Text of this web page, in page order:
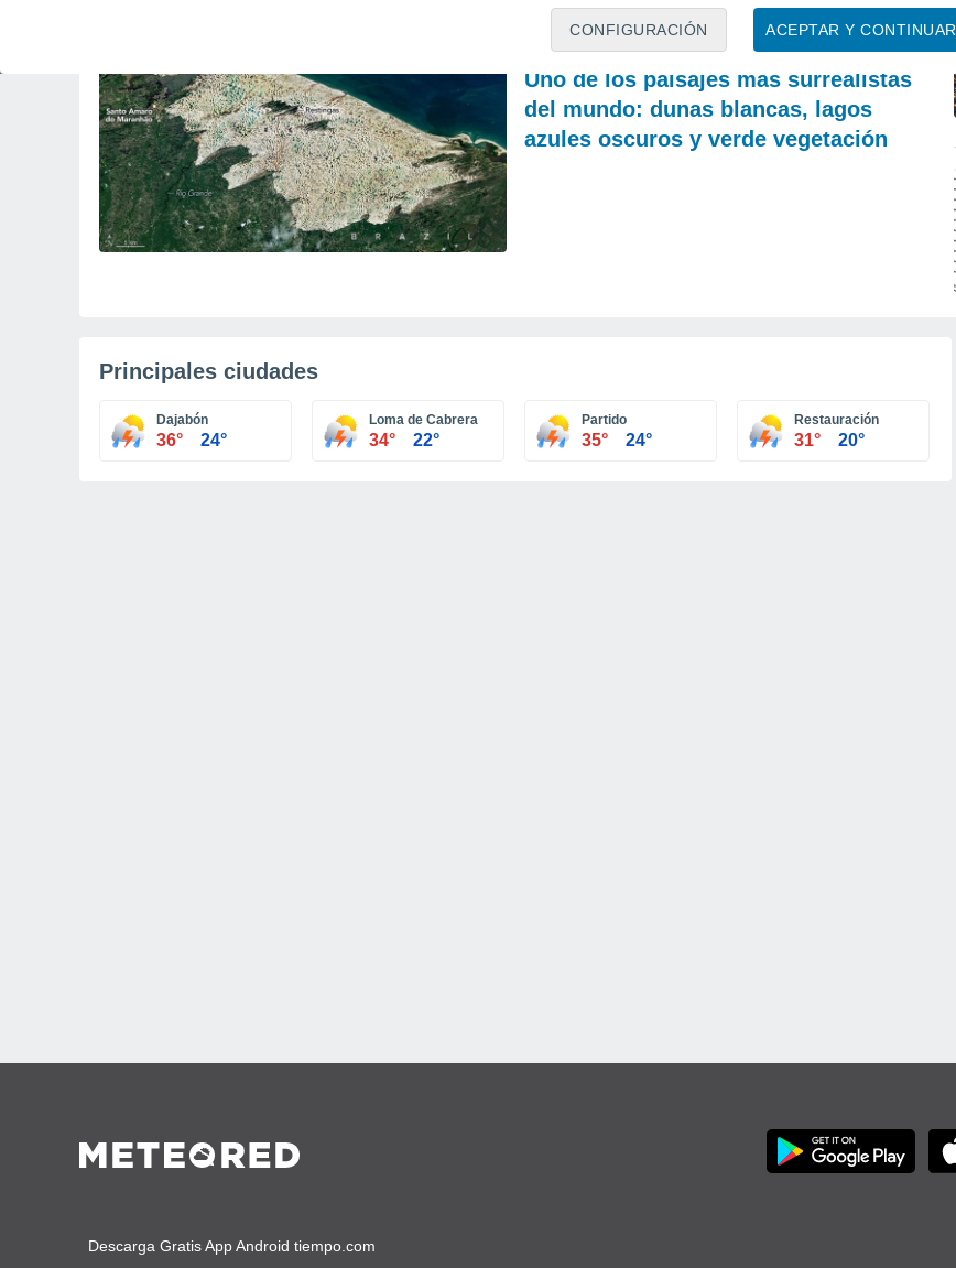
ACEPTAR Y CONTINUAR
CONFIGURACIÓN
Francisco Martín León
Uno de los paisajes más surrealistas
del mundo: dunas blancas, lagos
azules oscuros y verde vegetación
Principales ciudades
Dajabón
36° 24°
Loma de Cabrera
34° 22°
Partido
35° 24°
Restauración
31° 20°
Descarga Gratis App Android tiempo.com